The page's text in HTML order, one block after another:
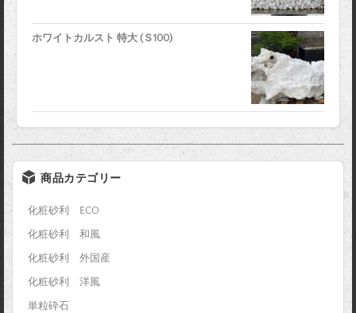
ホワイトカルスト 特大 (Ｓ100)
商品カテゴリー
化粧砂利 ECO
化粧砂利 和風
化粧砂利 外国産
化粧砂利 洋風
単粒砕石